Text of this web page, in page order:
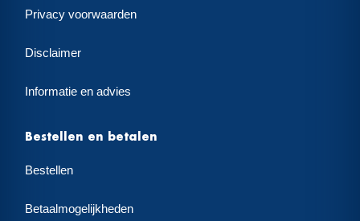
Privacy voorwaarden
Disclaimer
Informatie en advies
Bestellen en betalen
Bestellen
Betaalmogelijkheden